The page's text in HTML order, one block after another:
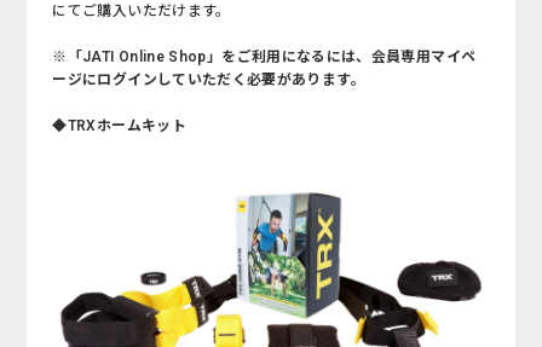
にてご購入いただけます。
※「JATI Online Shop」をご利用になるには、会員専用マイペ
ージにログインしていただく必要があります。
◆TRXホームキット